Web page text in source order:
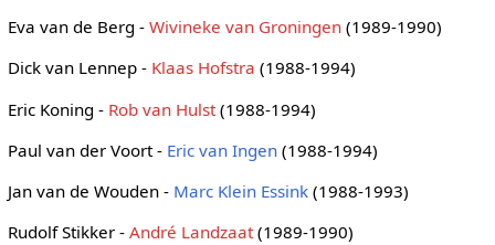
Eva van de Berg - Wivineke van Groningen(1989-1990)
Dick van Lennep - Klaas Hofstra (1988-1994)
Eric Koning - Rob van Hulst(1988-1994)
Paul van der Voort - Eric van Ingen(1988-1994)
Jan van de Wouden - Marc Klein Essink(1988-1993)
Rudolf Stikker - André Landzaat(1989-1990)